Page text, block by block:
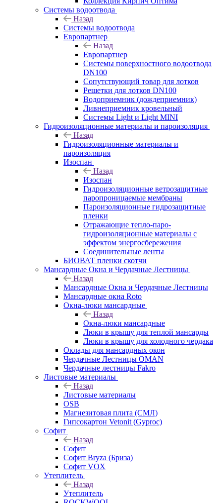
Системы водоотвода
Назад
Системы водоотвода
Европартнер
Назад
Европартнер
Системы поверхностного водоотвода
DN100
Сопутствующий товар для лотков
Решетки для лотков DN100
Водоприемник (дождеприемник)
Ливнеприемник кровельный
Системы Light и Light MINI
Гидроизоляционные материалы и пароизоляция
Назад
Гидроизоляционные материалы и
пароизоляция
Изоспан
Назад
Изоспан
Гидроизоляционные ветрозащитные
паропроницаемые мембраны
Пароизоляционные гидрозащитные
пленки
Отражающие тепло-паро-
гидроизоляционные материалы с
эффектом энергосбережения
Соединительные ленты
БИОВАТ пленки скотчи
Мансардные Окна и Чердачные Лестницы
Назад
Мансардные Окна и Чердачные Лестницы
Мансардные окна Roto
Окна-люки мансардные
Назад
Окна-люки мансардные
Люки в крышу для теплой мансарды
Люки в крышу для холодного чердака
Оклады для мансардных окон
Чердачные Лестницы OMAN
Чердачные лестницы Fakro
Листовые материалы
Назад
Листовые материалы
OSB
Магнезитовая плита (СМЛ)
Гипсокартон Vetonit (Gyproc)
Софит
Назад
Софит
Софит Bryza (Бриза)
Софит VOX
Утеплитель
Назад
Утеплитель